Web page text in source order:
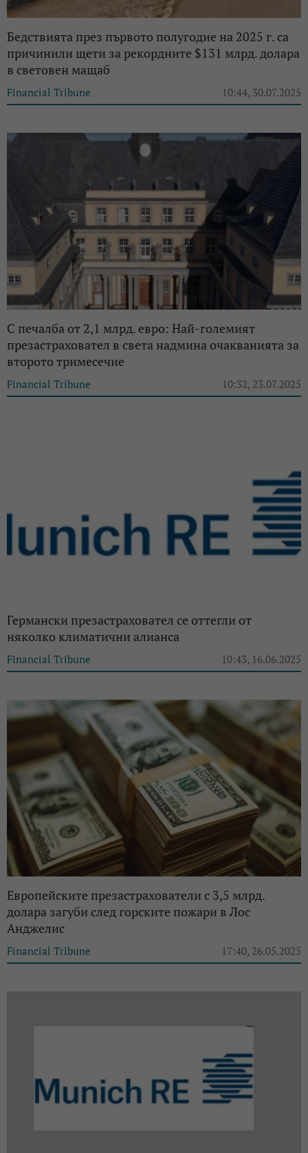
Бедствията през първото полугодие на 2025 г. са
причинили щети за рекордните $131 млрд. долара
в световен мащаб
Financial Tribune 10:44, 30.07.2025
С печалба от 2,1 млрд. евро: Най-големият
презастраховател в света надмина очакванията за
второто тримесечие
Financial Tribune 10:32, 23.07.2025
Германски презастраховател се оттегли от
няколко климатични алианса
Financial Tribune 10:43, 16.06.2025
Европейските презастрахователи с 3,5 млрд.
долара загуби след горските пожари в Лос
Анджелис
Financial Tribune 17:40, 26.05.2025